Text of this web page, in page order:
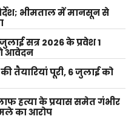
भीमताल में मानसून से
सत्र 2026 के प्रवेश 1
आवेदन
तैयारियां पूरी, 6 जुलाई को
हत्या के प्रयास समेत गंभीर
का आरोप